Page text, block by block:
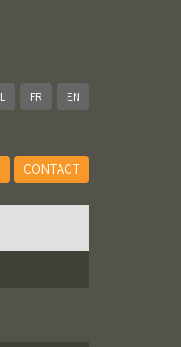
FR EN
CONTACT